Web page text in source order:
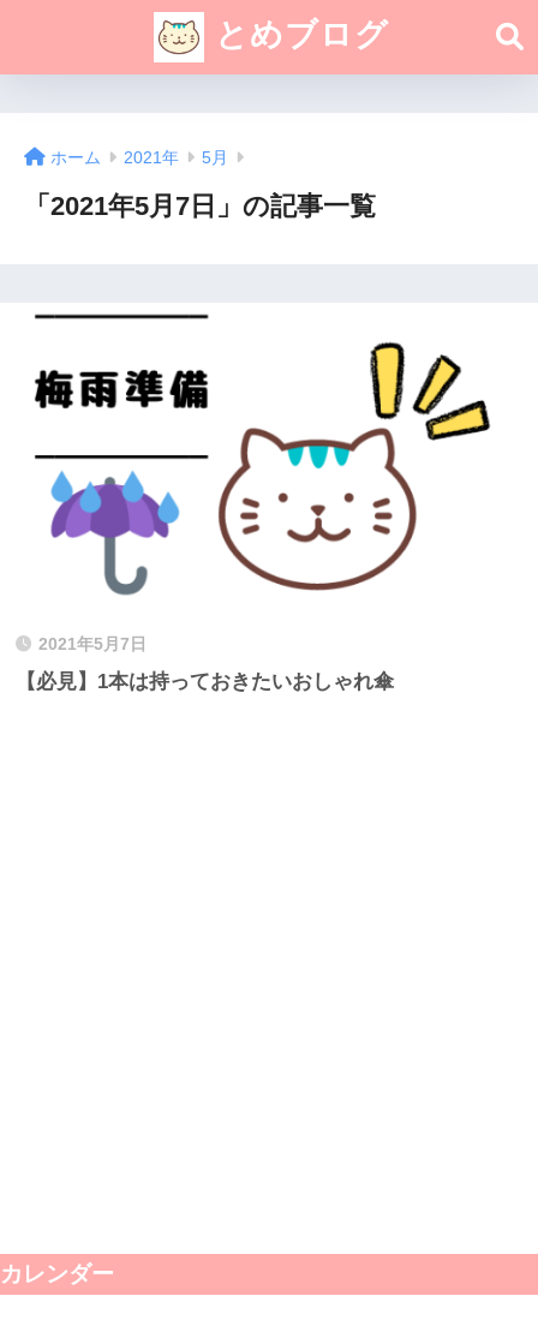
とめブログ
ホーム 2021年 5月
「2021年5月7日」の記事一覧
2021年5月7日
【必見】1本は持っておきたいおしゃれ傘
カレンダー